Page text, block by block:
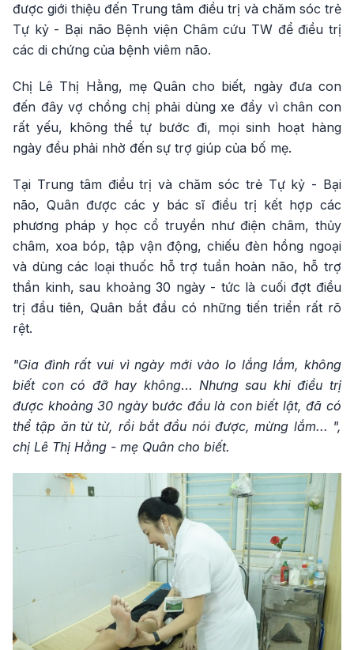
được giới thiệu đến Trung tâm điều trị và chăm sóc trẻ
Tự kỷ - Bại não Bệnh viện Châm cứu TW để điều trị
các di chứng của bệnh viêm não.
Chị Lê Thị Hằng, mẹ Quân cho biết, ngày đưa con
đến đây vợ chồng chị phải dùng xe đẩy vì chân con
rất yếu, không thể tự bước đi, mọi sinh hoạt hàng
ngày đều phải nhờ đến sự trợ giúp của bố mẹ.
Tại Trung tâm điều trị và chăm sóc trẻ Tự kỷ - Bại
não, Quân được các y bác sĩ điều trị kết hợp các
phương pháp y học cổ truyền như điện châm, thủy
châm, xoa bóp, tập vận động, chiếu đèn hồng ngoại
và dùng các loại thuốc hỗ trợ tuần hoàn não, hỗ trợ
thần kinh, sau khoảng 30 ngày - tức là cuối đợt điều
trị đầu tiên, Quân bắt đầu có những tiến triển rất rõ
rệt.
"Gia đình rất vui vì ngày mới vào lo lắng lắm, không
biết con có đỡ hay không… Nhưng sau khi điều trị
được khoảng 30 ngày bước đầu là con biết lật, đã có
thể tập ăn từ từ, rồi bắt đầu nói được, mừng lắm... ",
chị Lê Thị Hằng - mẹ Quân cho biết.